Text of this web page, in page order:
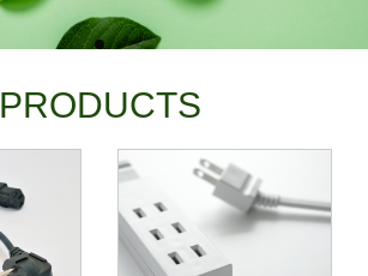
PRODUCTS